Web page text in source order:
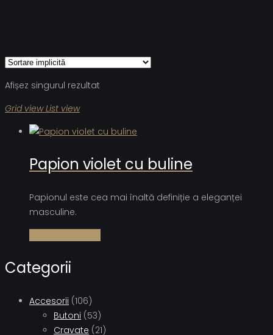
Afișez singurul rezultat
Grid view List view
Papion violet cu buline
Papionul este cea mai înaltă definiție a eleganței
masculine.
Categorii
Accesorii (106)
Butoni (53)
Cravate (21)